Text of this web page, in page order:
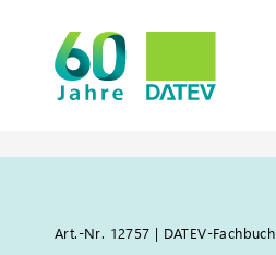
Art.-Nr. 12757 | DATEV-Fachbuch